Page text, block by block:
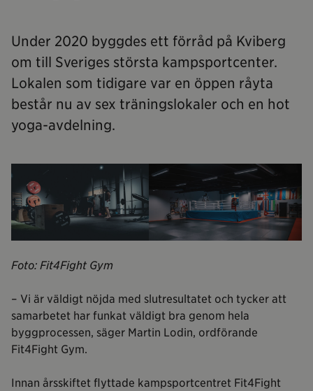
Under 2020 byggdes ett förråd på Kviberg
om till Sveriges största kampsportcenter.
Lokalen som tidigare var en öppen råyta
består nu av sex träningslokaler och en hot
yoga-avdelning.
Foto: Fit4Fight Gym
– Vi är väldigt nöjda med slutresultatet och tycker att
samarbetet har funkat väldigt bra genom hela
byggprocessen, säger Martin Lodin, ordförande
Fit4Fight Gym.
Innan årsskiftet flyttade kampsportcentret Fit4Fight